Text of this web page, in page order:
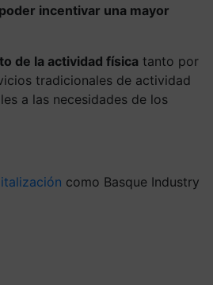
incentivar una mayor
de la actividad física tanto por
tradicionales de actividad
a las necesidades de los
como Basque Industry